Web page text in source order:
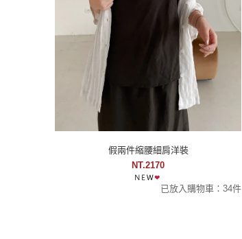
假兩件縮腰細肩洋裝
NT.2170
已放入購物車：34件